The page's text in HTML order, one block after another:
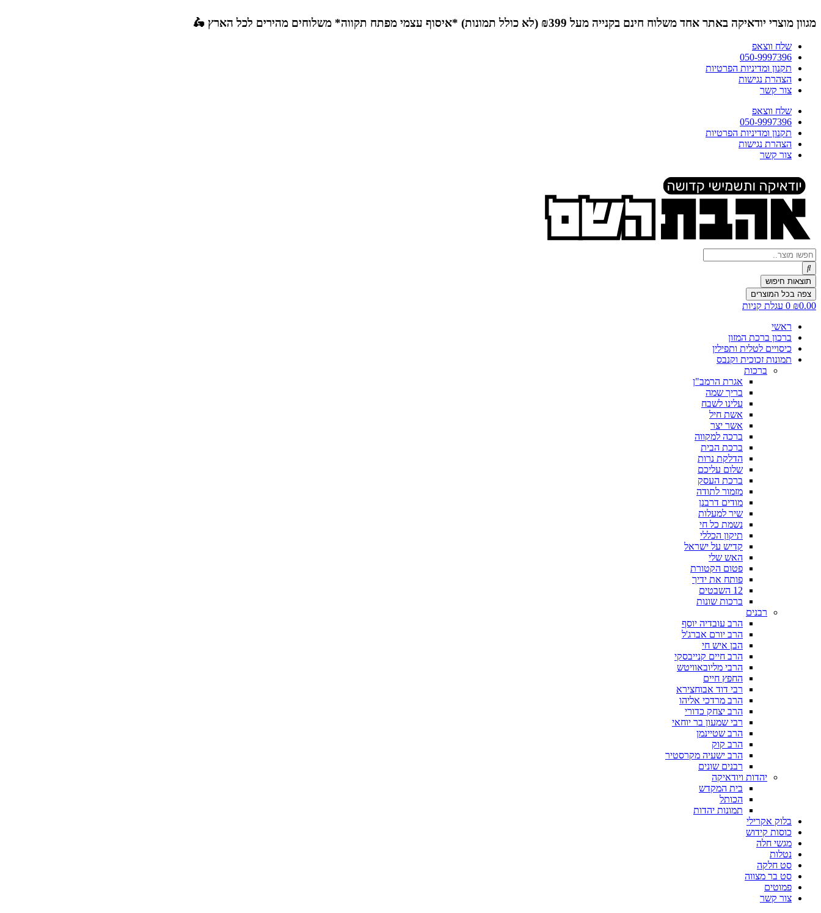
לתוכן
מגוון מוצרי יודאיקה באתר אחד משלוח חינם בקנייה מעל ₪399 (לא כולל תמונות) *איסוף עצמי מפתח תקווה* משלוחים מהירים לכל הארץ 🛵
שלח ווצאפ
050-9997396
תקנון ומדיניות הפרטיות
הצהרת נגישות
צור קשר
שלח ווצאפ
050-9997396
תקנון ומדיניות הפרטיות
הצהרת נגישות
צור קשר
Search
...
תוצאות חיפוש
צפה בכל המוצרים
₪0.00
0 עגלת קניות
ראשי
ברכון ברכת המזון
כיסויים לטלית ותפילין
תמונות זכוכית וקנבס
ברכות
אגרת הרמב"ן
בריך שמה
עלינו לשבח
אשת חיל
אשר יצר
ברכה למקווה
ברכת הבית
הדלקת נרות
שלום עליכם
ברכת העסק
מזמור לתודה
מודים דרבנן
שיר למעלות
נשמת כל חי
תיקון הכללי
קדיש על ישראל
האש שלי
פטום הקטורת
פותח את ידיך
12 השבטים
ברכות שונות
רבנים
הרב עובדיה יוסף
הרב יורם אברג'ל
הבן איש חי
הרב חיים קנייבסקי
הרבי מליובאוויטש
החפץ חיים
רבי דוד אבוחצירא
הרב מרדכי אליהו
הרב יצחק כדורי
רבי שמעון בר יוחאי
הרב שטיינמן
הרב קוק
הרב ישעיה מקרסטיר
רבנים שונים
יהדות ויודאיקה
בית המקדש
הכותל
תמונות יהדות
בלוק אקרילי
כוסות קידוש
מגשי חלה
נטלות
סט חלקה
סט בר מצווה
פמוטים
צור קשר